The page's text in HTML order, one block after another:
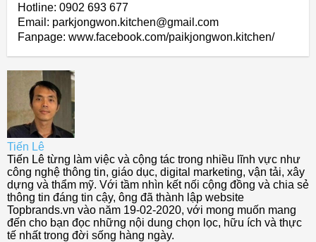
Hotline: 0902 693 677
Email: parkjongwon.kitchen@gmail.com
Fanpage: www.facebook.com/paikjongwon.kitchen/
Tiến Lê
Tiến Lê từng làm việc và cộng tác trong nhiều lĩnh vực như
công nghệ thông tin, giáo dục, digital marketing, vận tải, xây
dựng và thẩm mỹ. Với tầm nhìn kết nối cộng đồng và chia sẻ
thông tin đáng tin cậy, ông đã thành lập website
Topbrands.vn vào năm 19-02-2020, với mong muốn mang
đến cho bạn đọc những nội dung chọn lọc, hữu ích và thực
tế nhất trong đời sống hàng ngày.